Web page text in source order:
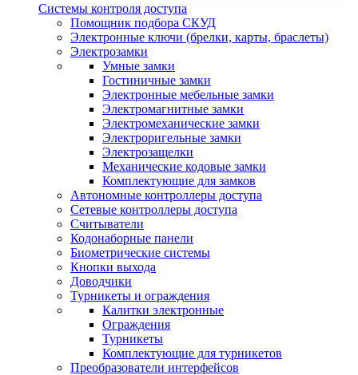
Системы контроля доступа
Помощник подбора СКУД
Электронные ключи (брелки, карты, браслеты)
Электрозамки
Умные замки
Гостиничные замки
Электронные мебельные замки
Электромагнитные замки
Электромеханические замки
Электроригельные замки
Электрозащелки
Механические кодовые замки
Комплектующие для замков
Автономные контроллеры доступа
Сетевые контроллеры доступа
Считыватели
Кодонаборные панели
Биометрические системы
Кнопки выхода
Доводчики
Турникеты и ограждения
Калитки электронные
Ограждения
Турникеты
Комплектующие для турникетов
Преобразователи интерфейсов